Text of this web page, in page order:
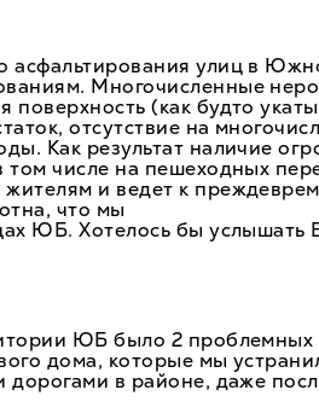
асфальтирования улиц в
Многочисленные
поверхность (как будто
отсутствие на
Как результат наличие
числе на пешеходных
и ведет к
что мы
ЮБ. Хотелось бы услышать
ЮБ было 2 проблемных
дома, которые мы
дорогами в районе, даже